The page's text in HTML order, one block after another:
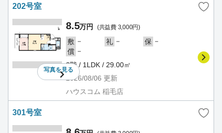
202号室
写真を見る
8.5万円 (共益費 3,000円)
敷 － 礼 － 保 －
償 －
2階 / 1LDK / 29.00㎡
2026/08/06 更新
ハウスコム 稲毛店
301号室